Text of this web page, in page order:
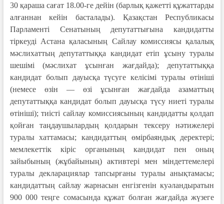
30 қараша сағат 18.00-ге дейін (барлық қажетті құжаттарды
алғаннан кейін басталады). Қазақстан Республикасы
Парламенті Сенатының депутаттығына кандидатты
тіркеуді Астана қаласының Сайлау комиссиясы қалалық
мәслихаттың депутаттыққа кандидат етіп ұсыну туралы
шешімі (мәслихат ұсынған жағдайда); депутаттыққа
кандидат болып дауысқа түсуге келісімі туралы өтініші
(немесе өзін — өзі ұсынған жағдайда азаматтың
депутаттыққа кандидат болып дауысқа түсу ниеті туралы
өтініші); тиісті сайлау комиссиясының кандидатты қолдап
қойған таңдаушылардың қолдарын тексеру нәтижелері
туралы хаттамасы; кандидаттың өмірбаяндық деректері;
мемлекеттік кіріс органының кандидат пен оның
зайыбының (жұбайының) активтері мен міндеттемелері
туралы декларациялар тапсырғаны туралы анықтамасы;
кандидаттың сайлау жарнасын енгізгенін куәландыратын
900 000 теңге сомасында құжат болған жағдайда жүзеге